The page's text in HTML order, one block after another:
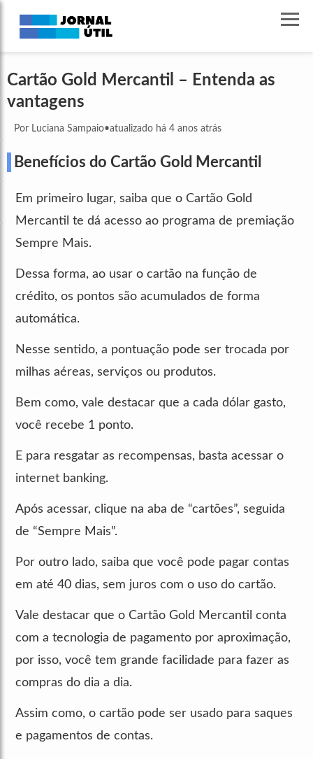
Cartão Gold Mercantil – Entenda as
vantagens
Por Luciana Sampaio•atualizado há 4 anos atrás
Benefícios do Cartão Gold Mercantil
Em primeiro lugar, saiba que o Cartão Gold
Mercantil te dá acesso ao programa de premiação
Sempre Mais.
Dessa forma, ao usar o cartão na função de
crédito, os pontos são acumulados de forma
automática.
Nesse sentido, a pontuação pode ser trocada por
milhas aéreas, serviços ou produtos.
Bem como, vale destacar que a cada dólar gasto,
você recebe 1 ponto.
E para resgatar as recompensas, basta acessar o
internet banking.
Após acessar, clique na aba de “cartões”, seguida
de “Sempre Mais”.
Por outro lado, saiba que você pode pagar contas
em até 40 dias, sem juros com o uso do cartão.
Vale destacar que o Cartão Gold Mercantil conta
com a tecnologia de pagamento por aproximação,
por isso, você tem grande facilidade para fazer as
compras do dia a dia.
Assim como, o cartão pode ser usado para saques
e pagamentos de contas.